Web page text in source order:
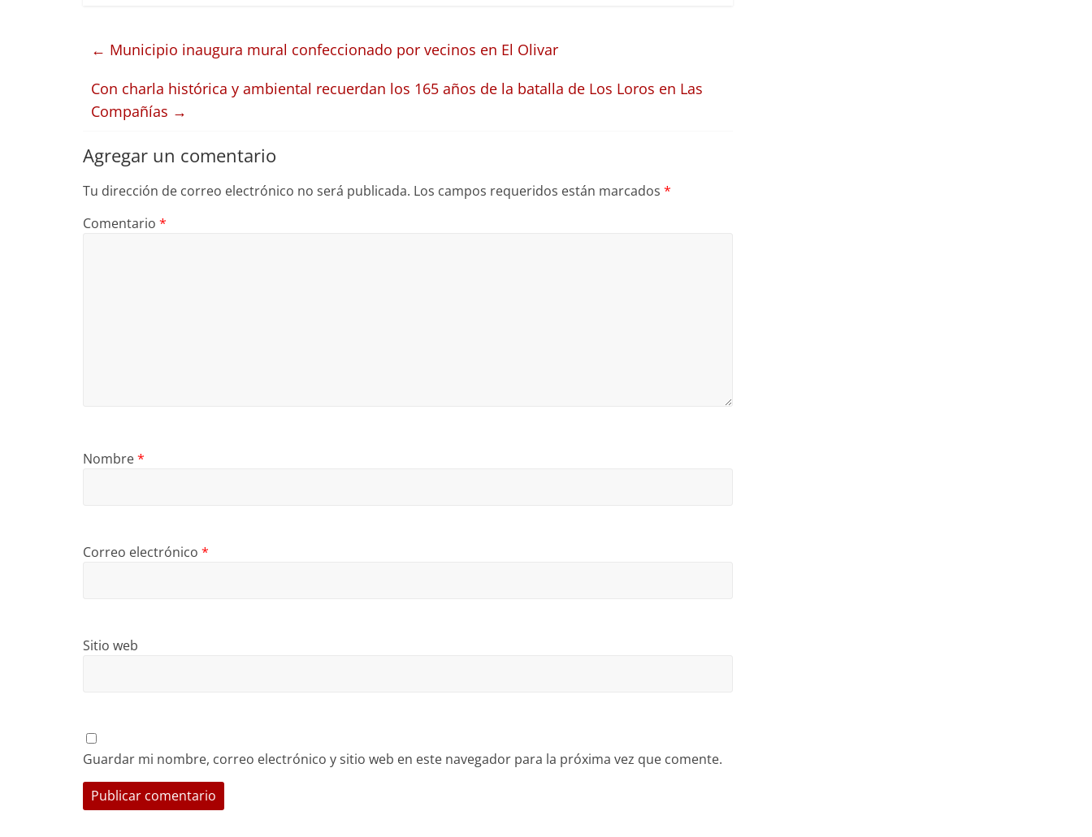
← Municipio inaugura mural confeccionado por vecinos en El Olivar
Con charla histórica y ambiental recuerdan los 165 años de la batalla de Los Loros en Las
Compañías →
Agregar un comentario
Tu dirección de correo electrónico no será publicada. Los campos requeridos están marcados *
Comentario *
Nombre*
Correo electrónico *
Sitio web
Guardar mi nombre, correo electrónico y sitio web en este navegador para la próxima vez que comente.